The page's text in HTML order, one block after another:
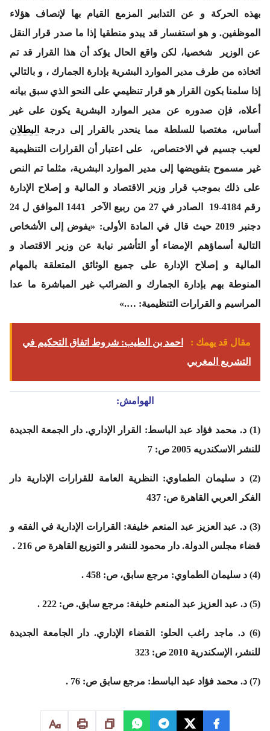
بهذه الحركة و عن التدابير المزمع القيام بها لإنصاف هؤلاء
الموظفين. و هو استفسار قد يبدو منطقيا إذا ما صدر قرار النقل
عن الوزير شخصيا، لكن واقع الحال يؤكد أن هذا القرار قد تم
اتخاذه من طرف مدير الموارد البشرية بإدارة الجمارك ، و بالتالي
إذا سلمنا بكون القرار هو قرار تنظيمي على النحو الذي سبق بيانه
أعلاه، فإن صدوره عن مدير الموارد البشرية يكون على غير
أساس، مغتصبا للسلطة مما ينحدر بالقرار إلى درجة
البطلان
لعيب جسيم في الاختصاص، على اعتبار أن القرارات التنظيمية
غير مسموح بتفويضها إلى مدير الموارد البشرية، مثلما تم النص
على ذلك بموجب قرار وزير الاقتصاد و المالية و إصلاح الإدارة
رقم 4184-19 الصادر في 27 من ربيع الآخر 1441 الموافق ل 24
دجنبر 2019 حيث قال في المادة الأولى: «يفوض إلى الأشخاص
التالية أسماؤهم الإمضاء أو التأشير نيابة عن وزير الاقتصاد و
المالية و إصلاح الإدارة على جميع الوثائق المتعلقة بالمهام
المنوطة بهم بإدارة الجمارك و الضرائب غير المباشرة ما عدا
المراسيم و القرارات التنظيمية: ….»
مقال قد يهمك :
احمد بن الطيب: شروط اتفاق التحكيم في
التشريع المغربي
الهوامش:
(1) د. محمد فؤاد عبد الباسط: القرار الإداري. دار الجمعة الجديدة
للنشر الاسكندريه 2005 ص: 7
(2) د سليمان الطماوي: النظرية العامة للقرارات الإدارية دار
الفكر العربي القاهرة ص: 437
(3) د. عبد العزيز عبد المنعم خليفة: القرارات الإدارية في الفقه و
قضاء مجلس الدولة. دار محمود للنشر و التوزيع القاهرة ص 216 .
(4) د سليمان الطماوي: مرجع سابق، ص: 458 .
(5) د. عبد العزيز عبد المنعم خليفة: مرجع سابق. ص: 222 .
(6) د. ماجد راغب الحلو: القضاء الإداري. دار الجامعة الجديدة
للنشر، الإسكندرية 2010 ص: 323
(7) د. محمد فؤاد عبد الباسط: مرجع سابق ص: 76 .